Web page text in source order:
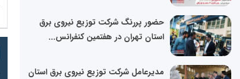
حضور پررنگ شرکت توزیع نیروی برق
استان تهران در هفتمین کنفرانس...
مدیرعامل شرکت توزیع نیروی برق استان